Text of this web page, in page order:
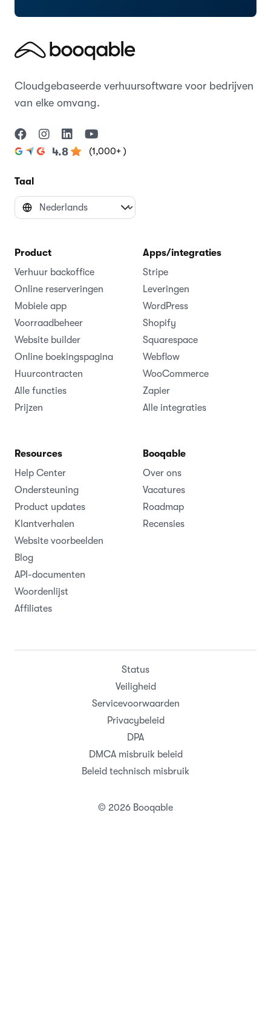
Cloudgebaseerde verhuursoftware voor bedrijven
van elke omvang.
4.8 (1,000+ )
Taal
Product
Verhuur backoffice
Online reserveringen
Mobiele app
Voorraadbeheer
Website builder
Online boekingspagina
Huurcontracten
Alle functies
Prijzen
Apps/integraties
Stripe
Leveringen
WordPress
Shopify
Squarespace
Webflow
WooCommerce
Zapier
Alle integraties
Resources
Help Center
Ondersteuning
Product updates
Klantverhalen
Website voorbeelden
Blog
API-documenten
Woordenlijst
Affiliates
Booqable
Over ons
Vacatures
Roadmap
Recensies
© 2026 Booqable
Status
Veiligheid
Servicevoorwaarden
Privacybeleid
DPA
DMCA misbruik beleid
Beleid technisch misbruik